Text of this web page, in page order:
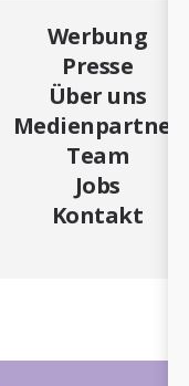
Werbung
Presse
Über uns
Medienpartner
Team
Jobs
Kontakt